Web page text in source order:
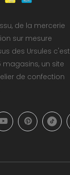
de la mercerie
sur mesure
des Ursules c'est
magasins, un site
de confection